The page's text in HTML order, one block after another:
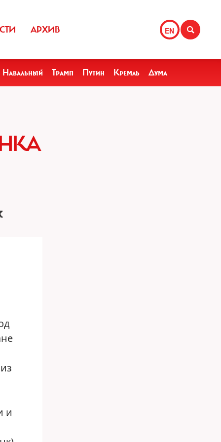
EN
АРХИВ
Навальный Трамп Путин Кремль Дума
и